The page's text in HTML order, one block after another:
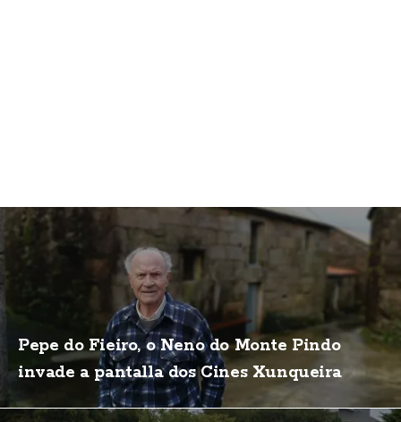
Pepe do Fieiro, o Neno do Monte Pindo
invade a pantalla dos Cines Xunqueira